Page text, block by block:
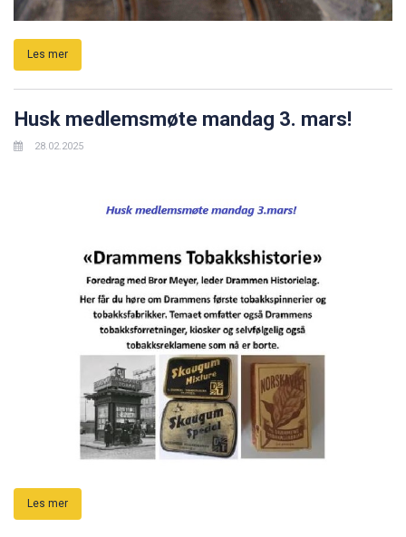
Les mer
Husk medlemsmøte mandag 3. mars!
28.02.2025
Les mer